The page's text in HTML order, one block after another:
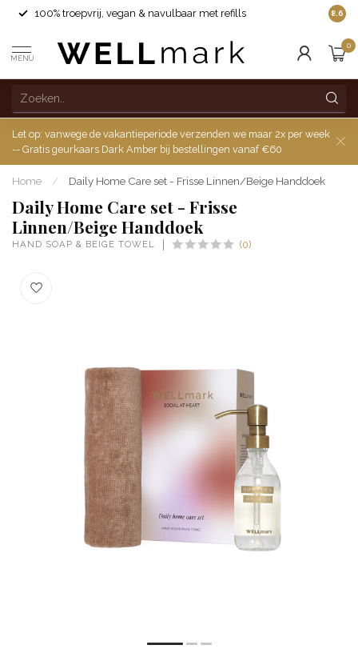
100% troepvrij, vegan & navulbaar met refills 8.6
MENU
0
Let op: vanwege de vakantieperiode verzenden we maar 2x per week
-- Gratis geurkaars Dark Amber bij bestellingen vanaf €60
Home / Daily Home Care set - Frisse Linnen/Beige Handdoek
Daily Home Care set - Frisse
Linnen/Beige Handdoek
HAND SOAP & BEIGE TOWEL (0)